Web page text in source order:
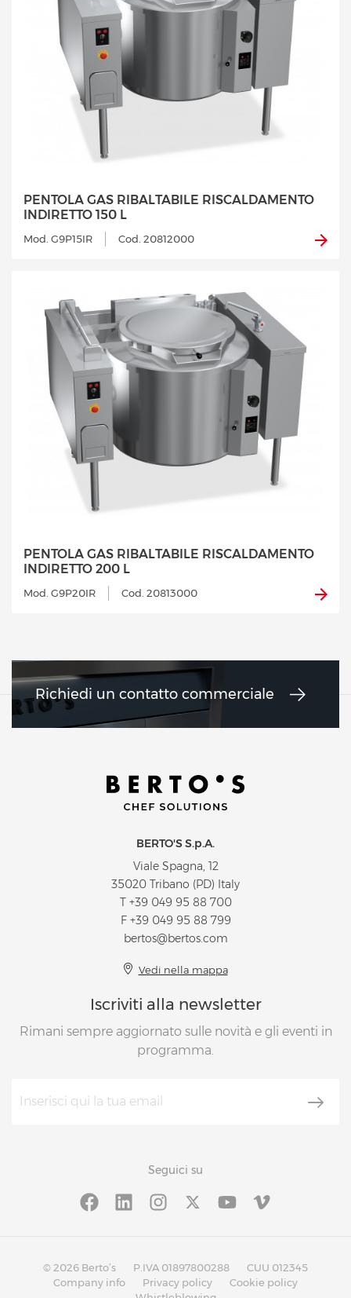
PENTOLA GAS RIBALTABILE RISCALDAMENTO
INDIRETTO 150 L
Mod. G9P15IR Cod. 20812000
PENTOLA GAS RIBALTABILE RISCALDAMENTO
INDIRETTO 200 L
Mod. G9P20IR Cod. 20813000
Richiedi un contatto commerciale
BERTO'S S.p.A.
Viale Spagna, 12
35020 Tribano (PD) Italy
T +39 049 95 88 700
F +39 049 95 88 799
bertos@bertos.com
Vedi nella mappa
Iscriviti alla newsletter
Rimani sempre aggiornato sulle novità e gli eventi in
programma.
Seguici su
© 2026 Berto’s P.IVA 01897800288
CUU 012345
Company info
Privacy policy
Cookie policy